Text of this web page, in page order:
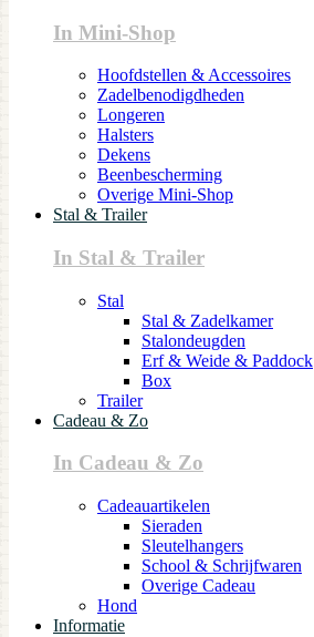
In Mini-Shop
Hoofdstellen & Accessoires
Zadelbenodigdheden
Longeren
Halsters
Dekens
Beenbescherming
Overige Mini-Shop
Stal & Trailer
In Stal & Trailer
Stal
Stal & Zadelkamer
Stalondeugden
Erf & Weide & Paddock
Box
Trailer
Cadeau & Zo
In Cadeau & Zo
Cadeauartikelen
Sieraden
Sleutelhangers
School & Schrijfwaren
Overige Cadeau
Hond
Informatie